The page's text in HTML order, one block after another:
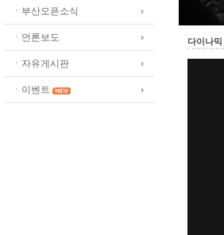
ㆍ부산오픈소식
ㆍ언론보도
ㆍ자유게시판
ㆍ이벤트
다이나